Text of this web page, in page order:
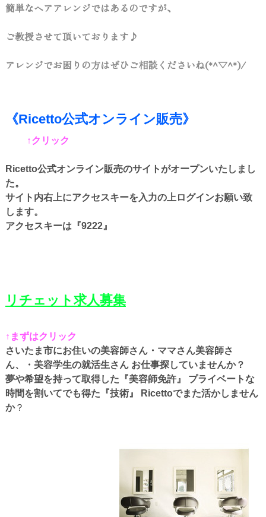
簡単なヘアアレンジではあるのですが、
ご教授させて頂いております♪
アレンジでお困りの方はぜひご相談くださいね(*^▽^*)/
《Ricetto公式オンライン販売》
↑クリック
Ricetto公式オンライン販売のサイトがオープンいたしまし
た。
サイト内右上にアクセスキーを入力の上ログインお願い致
します。
アクセスキーは『9222』
リチェット求人募集
↑まずはクリック
さいたま市にお住いの美容師さん・ママさん美容師さ
ん、・美容学生の就活生さん お仕事探していませんか？
夢や希望を持って取得した『美容師免許』 プライベートな
時間を割いてでも得た『技術』 Ricettoでまた活かしません
か？